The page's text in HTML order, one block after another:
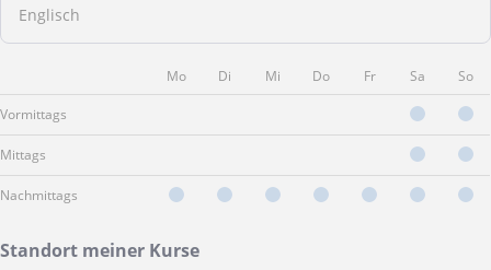
Englisch
Mo Di Mi Do Fr Sa So
Vormittags
Mittags
Nachmittags
Standort meiner Kurse